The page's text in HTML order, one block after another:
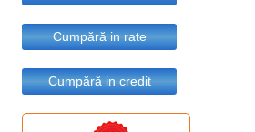
Cumpără in rate
Cumpără in credit